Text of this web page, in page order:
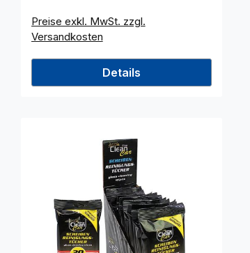
Preise exkl. MwSt. zzgl.
Versandkosten
Details